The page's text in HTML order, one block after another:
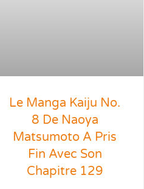
Le Manga Kaiju No.
8 De Naoya
Matsumoto A Pris
Fin Avec Son
Chapitre 129